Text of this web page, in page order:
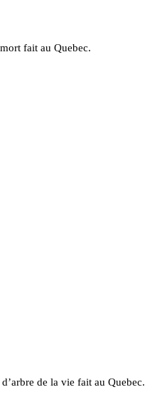
fait au Quebec.
de la vie fait au Quebec.